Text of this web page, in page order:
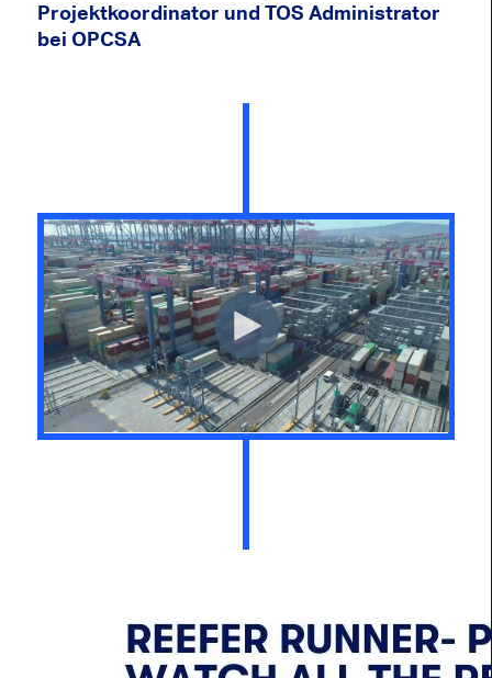
Projektkoordinator und TOS Administrator
bei OPCSA